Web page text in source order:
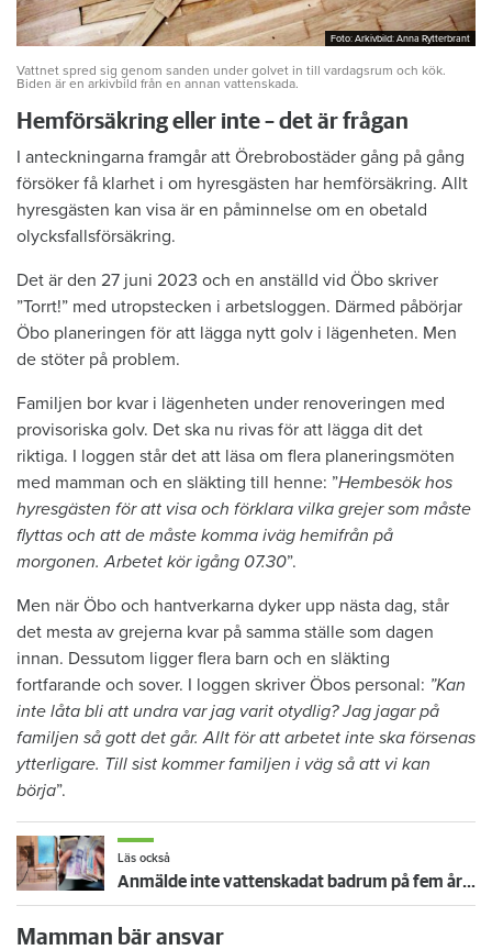
Foto: Arkivbild: Anna Rytterbrant
Foto: Arkivbild: Anna Rytterbrant
Vattnet spred sig genom sanden under golvet in till vardagsrum och kök.
Biden är en arkivbild från en annan vattenskada.
Hemförsäkring eller inte – det är frågan
I anteckningarna framgår att Örebrobostäder gång på gång
försöker få klarhet i om hyresgästen har hemförsäkring. Allt
hyresgästen kan visa är en påminnelse om en obetald
olycksfallsförsäkring.
Det är den 27 juni 2023 och en anställd vid Öbo skriver
”Torrt!” med utropstecken i arbetsloggen. Därmed påbörjar
Öbo planeringen för att lägga nytt golv i lägenheten. Men
de stöter på problem.
Familjen bor kvar i lägenheten under renoveringen med
provisoriska golv. Det ska nu rivas för att lägga dit det
riktiga. I loggen står det att läsa om flera planeringsmöten
med mamman och en släkting till henne: ”Hembesök hos
hyresgästen för att visa och förklara vilka grejer som måste
flyttas och att de måste komma iväg hemifrån på
morgonen. Arbetet kör igång 07.30”.
Men när Öbo och hantverkarna dyker upp nästa dag, står
det mesta av grejerna kvar på samma ställe som dagen
innan. Dessutom ligger flera barn och en släkting
fortfarande och sover. I loggen skriver Öbos personal: ”Kan
inte låta bli att undra var jag varit otydlig? Jag jagar på
familjen så gott det går. Allt för att arbetet inte ska försenas
ytterligare. Till sist kommer familjen i väg så att vi kan
börja”.
Läs också
Anmälde inte vattenskadat badrum på fem år – krävs på 125 000 kronor
Mamman bär ansvar